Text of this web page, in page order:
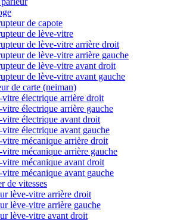
de capote
de lève-vitre
de lève-vitre arrière droit
de lève-vitre arrière gauche
de lève-vitre avant droit
de lève-vitre avant gauche
de carte (neiman)
électrique arrière droit
électrique arrière gauche
électrique avant droit
électrique avant gauche
mécanique arrière droit
mécanique arrière gauche
mécanique avant droit
mécanique avant gauche
de vitesses
lève-vitre arrière droit
lève-vitre arrière gauche
lève-vitre avant droit